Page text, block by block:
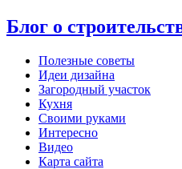
Блог о
Полезные советы
Идеи дизайна
Загородный участок
Кухня
Своими руками
Интересно
Видео
Карта сайта